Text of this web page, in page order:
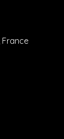
France